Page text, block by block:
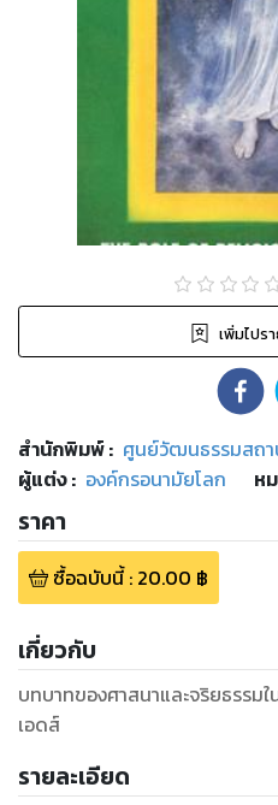
เพิ่มไปร
สำนักพิมพ์: ศูนย์วัฒนธรรมสถ
ผู้แต่ง : องค์กรอนามัยโลก ห
ราคา
ซื้อฉบับนี้: 20.00 ฿
เกี่ยวกับ
บทบาทของศาสนาและจริยธรรม
เอดส์
รายละเอียด